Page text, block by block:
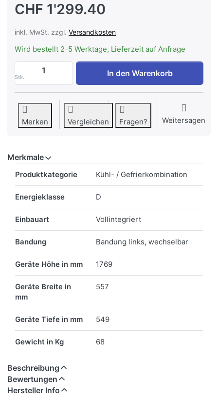
CHF 1'299.40
inkl. MwSt. zzgl. Versandkosten
Wird bestellt 2-5 Werktage, Lieferzeit auf Anfrage
Stk.
AEG AIK2760L Kühl-/
In den Warenkorb
Merken Vergleichen Fragen? Weitersagen
Merkmale
Produktkategorie Kühl- / Gefrierkombination
Energieklasse D
Einbauart Vollintegriert
Bandung Bandung links, wechselbar
Geräte Höhe in mm 1769
Geräte Breite in
mm
557
Geräte Tiefe in mm 549
Gewicht in Kg 68
Beschreibung
Bewertungen
Hersteller Info